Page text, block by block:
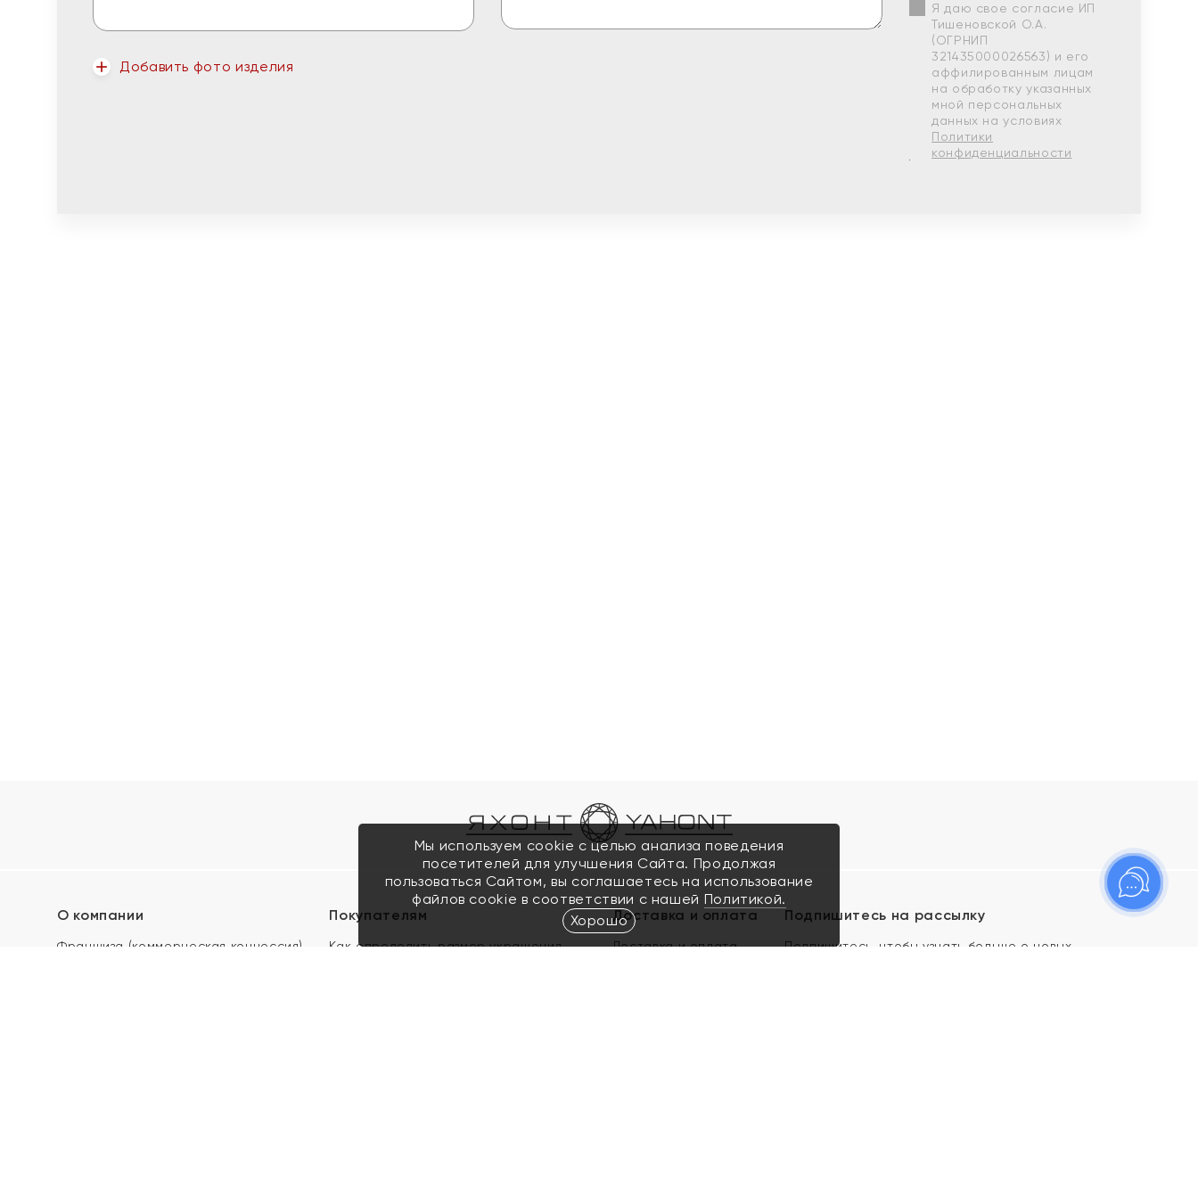
Добавить фото изделия
Я даю свое согласие ИП
Тишеновской О.А.
(ОГРНИП
321435000026563) и его
аффилированным лицам
на обработку указанных
мной персональных
данных на условиях
Политики
конфиденциальности
О компании
Франшиза (коммерческая концессия)
Покупателям
Как определить размер украшения
Доставка и оплата
Доставка и оплата
Подпишитесь на рассылку
Подпишитесь, чтобы узнать больше о новых
Мы используем cookie с целью анализа поведения
посетителей для улучшения Сайта. Продолжая
пользоваться Сайтом, вы соглашаетесь на использование
файлов cookie в соответствии с нашей Политикой.
Хорошо